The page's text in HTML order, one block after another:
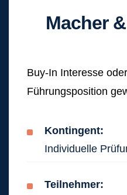
Macher
Buy-In Interesse
Führungsposition
Kontingent:
Individuelle
Teilnehmer: